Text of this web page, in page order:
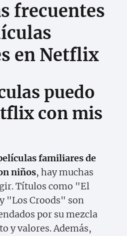
frecuentes
en Netflix
puedo
con mis
familiares de
niños, hay muchas
Títulos como "El
"Los Croods" son
por su mezcla
y valores. Además,